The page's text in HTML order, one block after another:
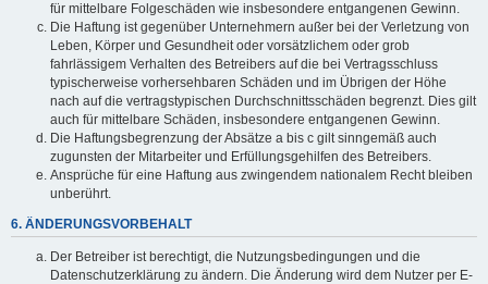
für mittelbare Folgeschäden wie insbesondere entgangenen Gewinn.
Die Haftung ist gegenüber Unternehmern außer bei der Verletzung von
Leben, Körper und Gesundheit oder vorsätzlichem oder grob
fahrlässigem Verhalten des Betreibers auf die bei Vertragsschluss
typischerweise vorhersehbaren Schäden und im Übrigen der Höhe
nach auf die vertragstypischen Durchschnittsschäden begrenzt. Dies gilt
auch für mittelbare Schäden, insbesondere entgangenen Gewinn.
Die Haftungsbegrenzung der Absätze a bis c gilt sinngemäß auch
zugunsten der Mitarbeiter und Erfüllungsgehilfen des Betreibers.
Ansprüche für eine Haftung aus zwingendem nationalem Recht bleiben
unberührt.
6. ÄNDERUNGSVORBEHALT
Der Betreiber ist berechtigt, die Nutzungsbedingungen und die
Datenschutzerklärung zu ändern. Die Änderung wird dem Nutzer per E-